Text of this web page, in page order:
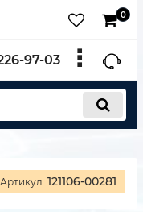
0
97-03
Артикул: 121106-00281